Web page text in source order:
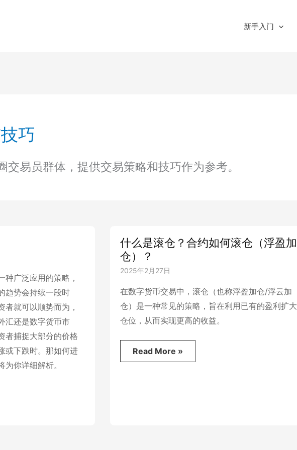
新手入门
巧
交易员群体，提供交易策略和技巧作为参考。
种广泛应用的策略，
趋势会持续一段时
者就可以顺势而为，
汇还是数字货币市
者捕捉大部分的价格
或下跌时。那如何进
你详细解析。
什么是滚仓？合约如何滚仓（浮盈加
仓）？
2025年2月27日
在数字货币交易中，滚仓（也称浮盈加仓/浮云加
仓）是一种常见的策略，旨在利用已有的盈利扩大
仓位，从而实现更高的收益。
什
么
Read More »